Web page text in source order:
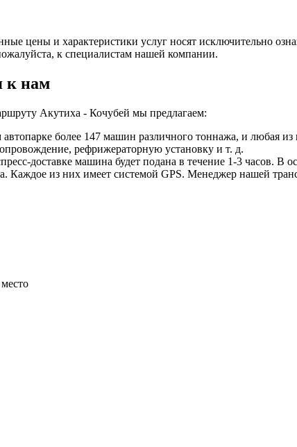
цены и характеристики услуг носят исключительно
к специалистам нашей компании.
к нам
Акутиха - Кочубей мы предлагаем:
более 147 машин различного тоннажа, и любая из
рефрижераторную установку и т. д.
доставке машина будет подана в течение 1-3 часов. В
Каждое из них имеет системой GPS. Менеджер нашей